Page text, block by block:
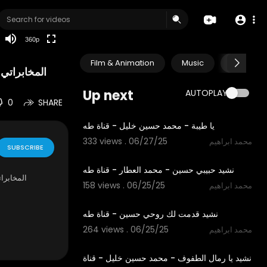
360p
Film & Animation Music Pets &
Up next AUTOPLAY
يا طيبة - محمد حسين خليل - قناة طه
333 views . 06/27/25
محمد ابراهيم
نشيد حبيبي حسين - محمد العطار - قناة طه
158 views . 06/25/25
محمد ابراهيم
نشيد قدمت لك روحي حسين - قناة طه
264 views . 06/25/25
محمد ابراهيم
نشيد يا رمال الطفوف - محمد حسين خليل - قناة
0 SHARE
SUBSCRIBE